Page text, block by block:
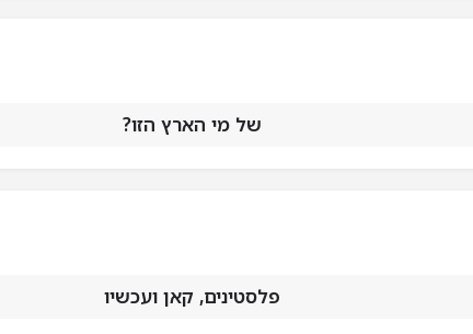
של מי הארץ הזו?
פלסטינים, קאן ועכשיו